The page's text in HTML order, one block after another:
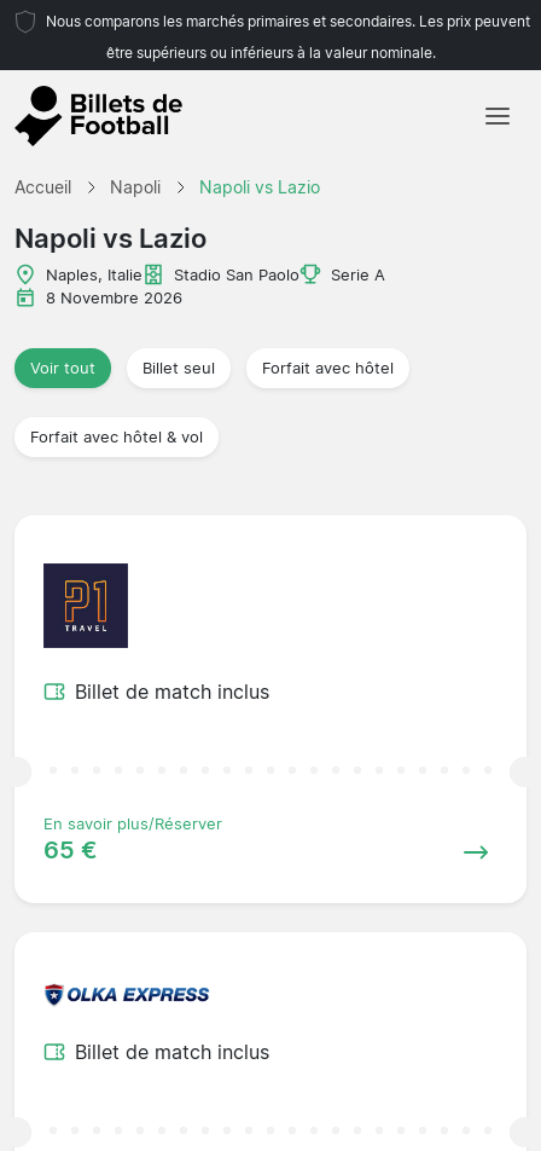
Nous comparons les marchés primaires et secondaires. Les prix peuvent
être supérieurs ou inférieurs à la valeur nominale.
Accueil Napoli Napoli vs Lazio
Napoli vs Lazio
Naples, Italie Stadio San Paolo
Serie A
8 Novembre 2026
Voir tout Billet seul Forfait avec hôtel
Forfait avec hôtel & vol
Billet de match inclus
En savoir plus/Réserver
65 €
Billet de match inclus